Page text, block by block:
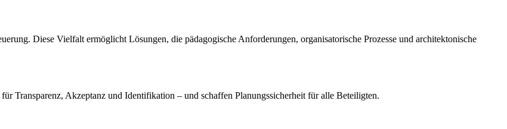
Diese Vielfalt ermöglicht Lösungen, die pädagogische Anforderungen, organisatorische Prozesse und architektonische
Transparenz, Akzeptanz und Identifikation – und schaffen Planungssicherheit für alle Beteiligten.